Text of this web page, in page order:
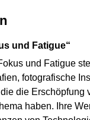
und Fatigue“
und Fatigue
fotografische
die Erschöpfung
haben. Ihre